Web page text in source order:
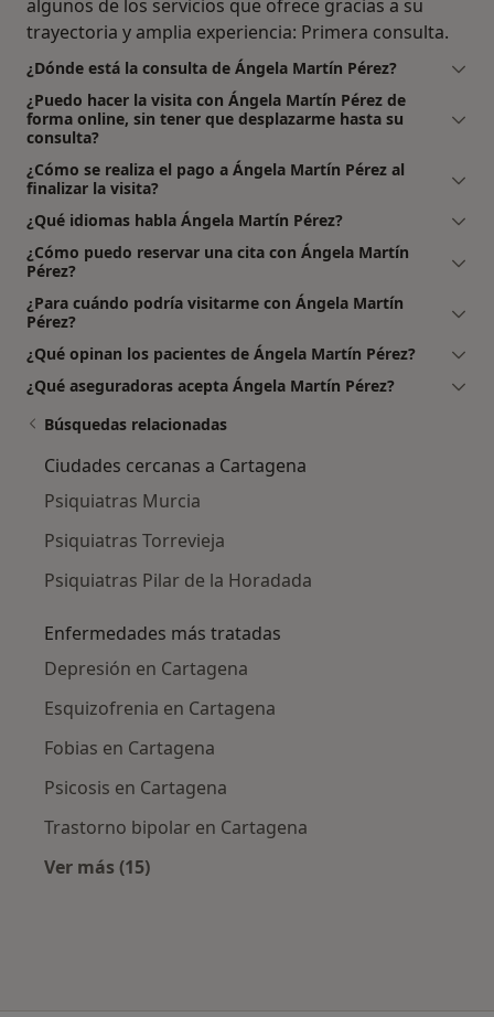
algunos de los servicios que ofrece gracias a su
trayectoria y amplia experiencia: Primera consulta.
¿Dónde está la consulta de Ángela Martín Pérez?
¿Puedo hacer la visita con Ángela Martín Pérez de
forma online, sin tener que desplazarme hasta su
consulta?
¿Cómo se realiza el pago a Ángela Martín Pérez al
finalizar la visita?
¿Qué idiomas habla Ángela Martín Pérez?
¿Cómo puedo reservar una cita con Ángela Martín
Pérez?
¿Para cuándo podría visitarme con Ángela Martín
Pérez?
¿Qué opinan los pacientes de Ángela Martín Pérez?
¿Qué aseguradoras acepta Ángela Martín Pérez?
Búsquedas relacionadas
Ciudades cercanas a Cartagena
Psiquiatras Murcia
Psiquiatras Torrevieja
Psiquiatras Pilar de la Horadada
Enfermedades más tratadas
Depresión en Cartagena
Esquizofrenia en Cartagena
Fobias en Cartagena
Psicosis en Cartagena
Trastorno bipolar en Cartagena
Ver más (15)